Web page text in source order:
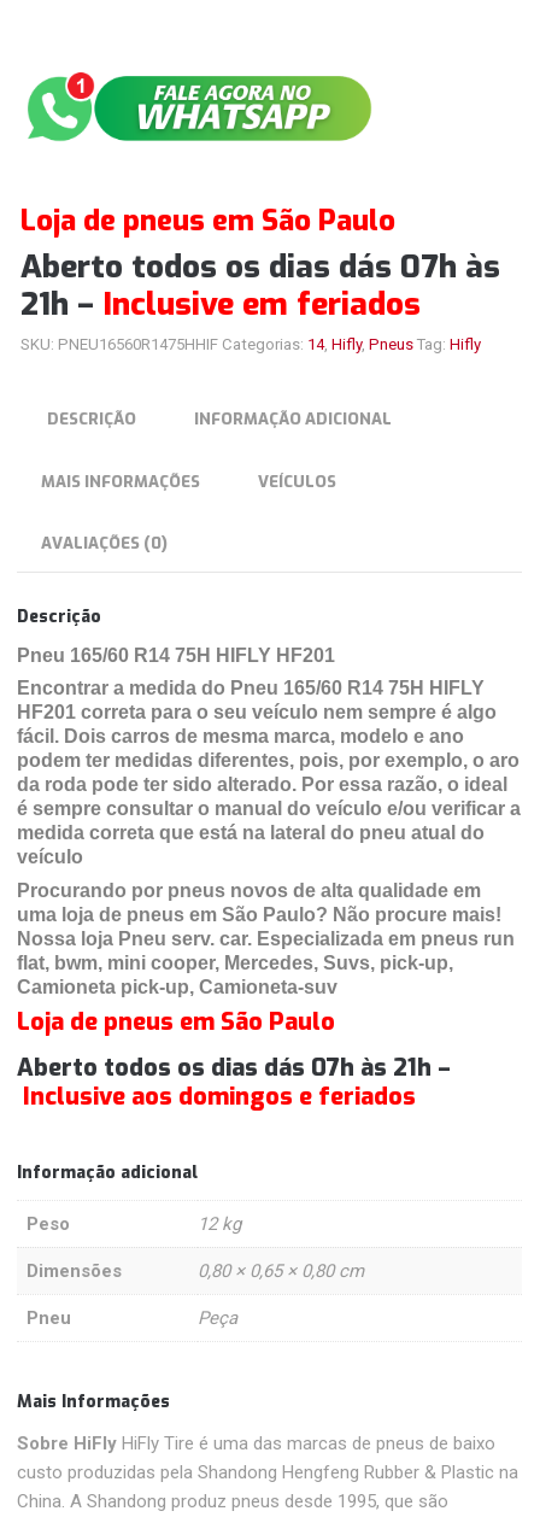
Loja de pneus em São Paulo
Aberto todos os dias dás 07h às
21h – Inclusive em feriados
SKU: PNEU16560R1475HHIF Categorias: 14, Hifly, Pneus Tag: Hifly
DESCRIÇÃO INFORMAÇÃO ADICIONAL
MAIS INFORMAÇÕES VEÍCULOS
AVALIAÇÕES (0)
Descrição
Pneu 165/60 R14 75H HIFLY HF201
Encontrar a medida do Pneu 165/60 R14 75H HIFLY
HF201 correta para o seu veículo nem sempre é algo
fácil. Dois carros de mesma marca, modelo e ano
podem ter medidas diferentes, pois, por exemplo, o aro
da roda pode ter sido alterado. Por essa razão, o ideal
é sempre consultar o manual do veículo e/ou verificar a
medida correta que está na lateral do pneu atual do
veículo
Procurando por pneus novos de alta qualidade em
uma loja de pneus em São Paulo? Não procure mais!
Nossa loja Pneu serv. car. Especializada em pneus run
flat, bwm, mini cooper, Mercedes, Suvs, pick-up,
Camioneta pick-up, Camioneta-suv
Loja de pneus em São Paulo
Aberto todos os dias dás 07h às 21h –
Inclusive aos domingos e feriados
Informação adicional
Peso 12 kg
Dimensões 0,80 × 0,65 × 0,80 cm
Pneu Peça
Mais Informações
Sobre HiFly HiFly Tire é uma das marcas de pneus de baixo
custo produzidas pela Shandong Hengfeng Rubber & Plastic na
China. A Shandong produz pneus desde 1995, que são